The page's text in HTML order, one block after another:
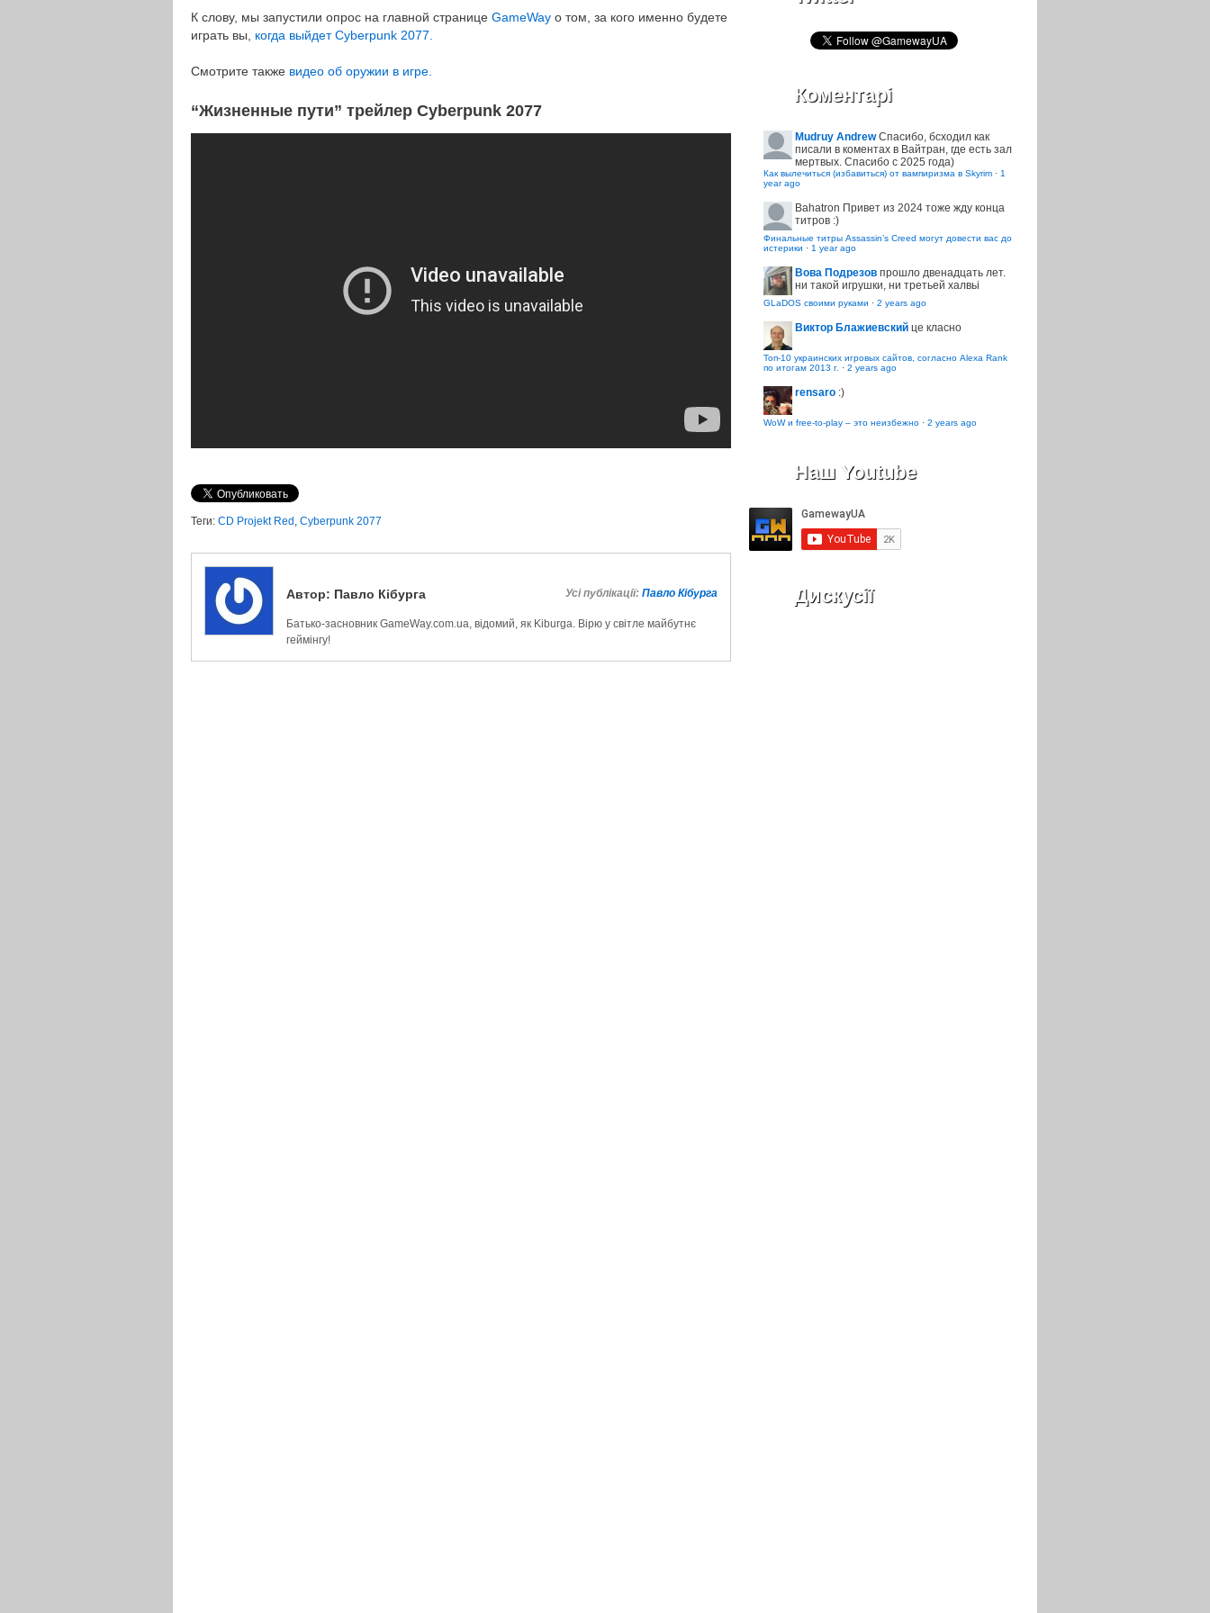
К слову, мы запустили опрос на главной странице GameWay о том, за кого именно будете
играть вы, когда выйдет Cyberpunk 2077.
Смотрите также видео об оружии в игре.
“Жизненные пути” трейлер Cyberpunk 2077
Теги: CD Projekt Red , Cyberpunk 2077
Автор: Павло Кібурга Усі публікації: Павло Кібурга
Батько-засновник GameWay.com.ua, відомий, як Kiburga. Вірю у світле майбутнє
геймінгу!
Коментарі
Mudruy Andrew Спасибо, бсходил как
писали в коментах в Вайтран, где есть зал
мертвых. Спасибо с 2025 года)
Как вылечиться (избавиться) от вампиризма в Skyrim · 1
year ago
Bahatron Привет из 2024 тоже жду конца
титров :)
Финальные титры Assassin’s Creed могут довести вас до
истерики · 1 year ago
Вова Подрезов прошло двенадцать лет.
ни такой игрушки, ни третьей халвьі
GLaDOS своими руками · 2 years ago
Виктор Блажиевский це класно
Топ-10 украинских игровых сайтов, согласно Alexa Rank
по итогам 2013 г. · 2 years ago
rensaro :)
WoW и free-to-play – это неизбежно · 2 years ago
Наш Youtube
Дискусії